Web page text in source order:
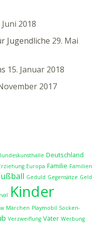
Juni 2018
Jugendliche 29. Mai
15. Januar 2018
2017
Deutschland
Europa Familie Familien
Geduld Gegensätze Geld
Kinder
Märchen Playmobil Socken-
Verzweiflung Väter Werbung